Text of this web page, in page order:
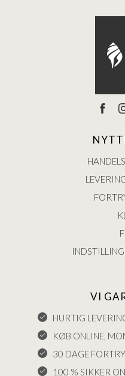
VI
HURTIG
KØB ONLINE,
30 DAGE
100 % SIKKER